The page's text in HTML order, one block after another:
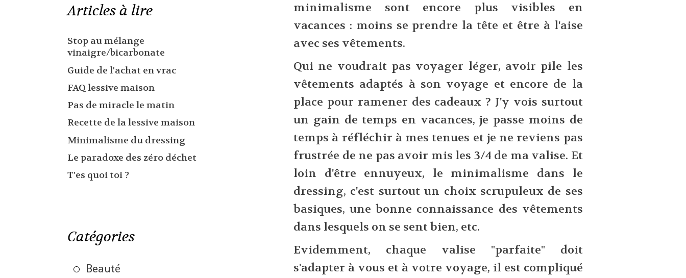
Articles à lire
Stop au mélange
vinaigre/bicarbonate
Guide de l'achat en vrac
FAQ lessive maison
Pas de miracle le matin
Recette de la lessive maison
Minimalisme du dressing
Le paradoxe des zéro déchet
T'es quoi toi ?
Catégories
Beauté
minimalisme sont encore plus visibles en
vacances : moins se prendre la tête et être à l'aise
avec ses vêtements.
Qui ne voudrait pas voyager léger, avoir pile les
vêtements adaptés à son voyage et encore de la
place pour ramener des cadeaux ? J'y vois surtout
un gain de temps en vacances, je passe moins de
temps à réfléchir à mes tenues et je ne reviens pas
frustrée de ne pas avoir mis les 3/4 de ma valise. Et
loin d'être ennuyeux, le minimalisme dans le
dressing, c'est surtout un choix scrupuleux de ses
basiques, une bonne connaissance des vêtements
dans lesquels on se sent bien, etc.
Evidemment, chaque valise "parfaite" doit
s'adapter à vous et à votre voyage, il est compliqué